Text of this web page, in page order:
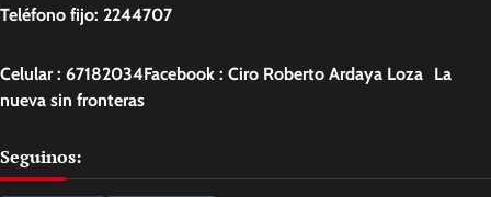
Teléfono fijo: 2244707
Celular : 67182034Facebook : Ciro Roberto Ardaya Loza La
nueva sin fronteras
Seguinos: